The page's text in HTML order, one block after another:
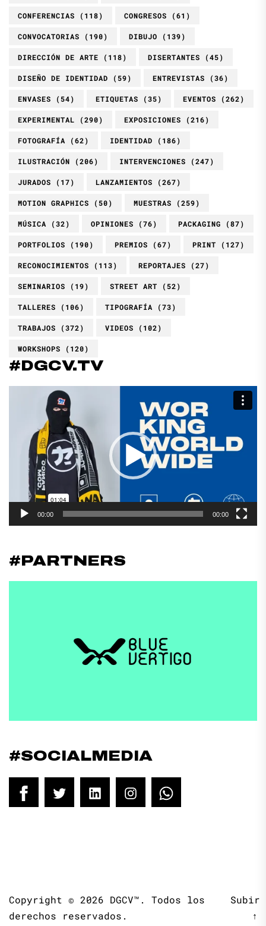
CONFERENCIAS (118) CONGRESOS (61)
CONVOCATORIAS (190) DIBUJO (139)
DIRECCIÓN DE ARTE (118) DISERTANTES (45)
DISEÑO DE IDENTIDAD (59) ENTREVISTAS (36)
ENVASES (54) ETIQUETAS (35) EVENTOS (262)
EXPERIMENTAL (290) EXPOSICIONES (216)
FOTOGRAFÍA (62) IDENTIDAD (186)
ILUSTRACIÓN (206) INTERVENCIONES (247)
JURADOS (17) LANZAMIENTOS (267)
MOTION GRAPHICS (50) MUESTRAS (259)
MÚSICA (32) OPINIONES (76) PACKAGING (87)
PORTFOLIOS (190) PREMIOS (67) PRINT (127)
RECONOCIMIENTOS (113) REPORTAJES (27)
SEMINARIOS (19) STREET ART (52)
TALLERES (106) TIPOGRAFÍA (73)
TRABAJOS (372) VIDEOS (102)
WORKSHOPS (120)
#DGCV.TV
Reproductor
00:00 00:00
#PARTNERS
#SOCIALMEDIA
FacebookTwitter LinkedInInstagram
Copyright © 2026 DGCV™. Todos los
derechos reservados.
Subir
↑